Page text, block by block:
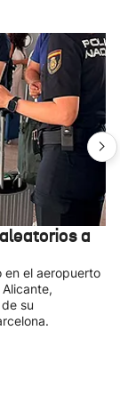
a
en el aeropuerto
su